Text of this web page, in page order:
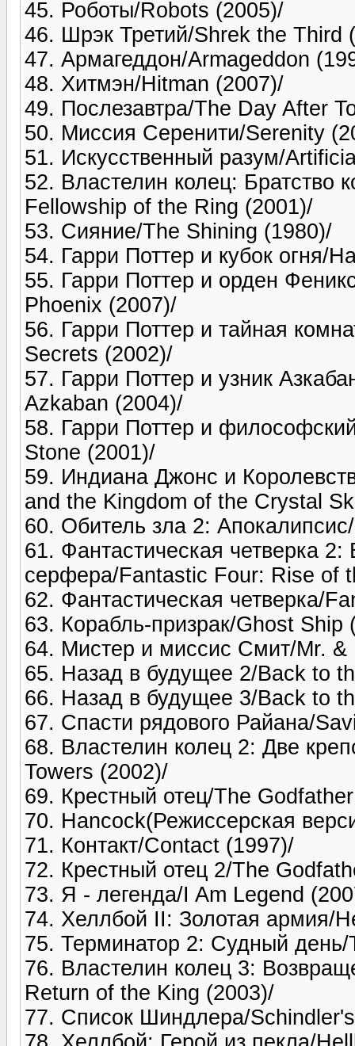
45. Роботы/Robots (2005)/
46. Шрэк Третий/Shrek the Third
47. Армагеддон/Armageddon
48. Хитмэн/Hitman (2007)/
49. Послезавтра/The Day After
50. Миссия Серенити/Serenity
51. Искусственный разум/
52. Властелин колец: Братство
Fellowship of the Ring (2001)/
53. Сияние/The Shining (1980)/
54. Гарри Поттер и кубок огня/
55. Гарри Поттер и орден
Phoenix (2007)/
56. Гарри Поттер и тайная
Secrets (2002)/
57. Гарри Поттер и узник
Azkaban (2004)/
58. Гарри Поттер и
Stone (2001)/
59. Индиана Джонс и
and the Kingdom of the Crystal
60. Обитель зла 2:
61. Фантастическая четверка
серфера/Fantastic Four: Rise of
62. Фантастическая четверка/
63. Корабль-призрак/Ghost Ship
64. Мистер и миссис Смит/Mr. &
65. Назад в будущее 2/Back to
66. Назад в будущее 3/Back to
67. Спасти рядового Райана/
68. Властелин колец 2: Две
Towers (2002)/
69. Крестный отец/The
70. Hancock(Режиссерская
71. Контакт/Contact (1997)/
72. Крестный отец 2/The
73. Я - легенда/I Am Legend
74. Хеллбой II: Золотая армия/
75. Терминатор 2: Судный
76. Властелин колец 3:
Return of the King (2003)/
77. Список Шиндлера/